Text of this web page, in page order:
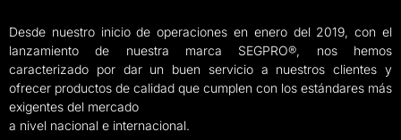
Desde nuestro inicio de operaciones en enero del 2019, con el
lanzamiento de nuestra marca SEGPRO®, nos hemos
caracterizado por dar un buen servicio a nuestros clientes y
ofrecer productos de calidad que cumplen con los estándares más
exigentes del mercado
a nivel nacional e internacional.